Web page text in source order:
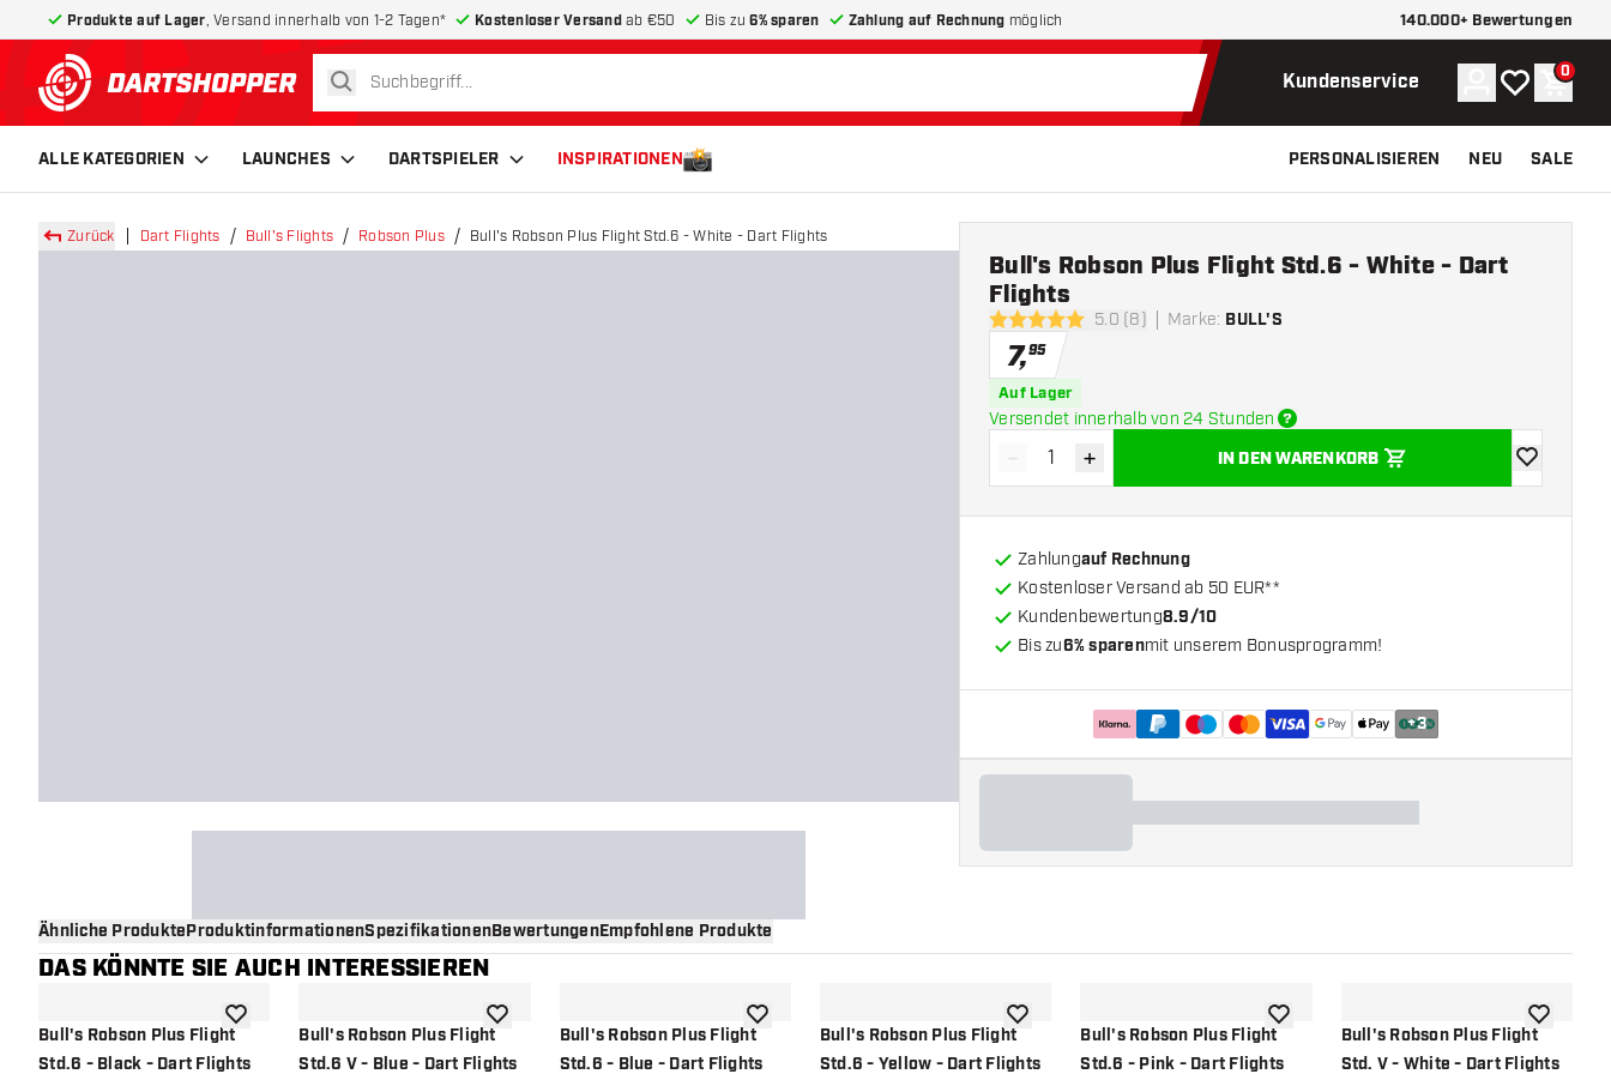
Produkte auf Lager , Versand innerhalb von 1-2 Tagen* Kostenloser Versandab €50 Bis zu6% sparen Zahlung auf Rechnung möglich 140.000+ Bewertungen
zurück zur Startseite
suchen Kundenservice Konto
Meine 0
ALLE KATEGORIEN LAUNCHES DARTSPIELER INSPIRATIONEN PERSONALISIEREN NEU SALE
Zurück Dart Flights Bull's Flights Robson Plus Bull's Robson Plus Flight Std.6 - White - Dart Flights
5 Bewertungssterne
5.0 (8) Marke: BULL'S
Bull's Robson Plus Flight Std.6 - White - Dart
Flights
7,95
Auf Lager
Versendet innerhalb von 24 Stunden
Menge verringern
- Menge erhöhen
+ IN DEN WARENKORB
Zur
Zahlungauf Rechnung
Kostenloser Versand ab 50 EUR**
Kundenbewertung8.9/10
Bis zu6% sparenmit unserem Bonusprogramm!
+3
Ähnliche ProdukteProduktinformationenSpezifikationenBewertungenEmpfohlene Produkte
DAS KÖNNTE SIE AUCH INTERESSIEREN
Bull's Robson Plus Flight
Std.6 - Black - Dart Flights
Zur Wunschliste hinzufügen
Bull's Robson Plus Flight
Std.6 V - Blue - Dart Flights
Zur Wunschliste hinzufügen
Bull's Robson Plus Flight
Std.6 - Blue - Dart Flights
Zur Wunschliste hinzufügen
Bull's Robson Plus Flight
Std.6 - Yellow - Dart Flights
Zur Wunschliste hinzufügen
Bull's Robson Plus Flight
Std.6 - Pink - Dart Flights
Zur Wunschliste hinzufügen
Bull's Robson Plus Flight
Std. V - White - Dart Flights
Zur